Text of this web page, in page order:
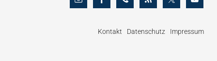
Kontakt Datenschutz Impressum